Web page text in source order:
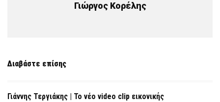
Γιώργος Κορέλης
Διαβάστε επίσης
Γιάννης Τεργιάκης | Το νέο video clip εικονικής